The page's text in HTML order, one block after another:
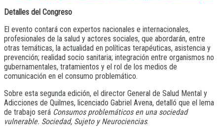
Detalles del Congreso
El evento contará con expertos nacionales e internacionales,
profesionales de la salud y actores sociales, que abordarán, entre
otras temáticas, la actualidad en políticas terapéuticas, asistencia y
prevención; realidad socio sanitaria; integración entre organismos no
gubernamentales, tratamientos y el rol de los medios de
comunicación en el consumo problemático.
Sobre esta segunda edición, el director General de Salud Mental y
Adicciones de Quilmes, licenciado Gabriel Avena, detalló que el lema
de trabajo será Consumos problemáticos en una sociedad
vulnerable. Sociedad, Sujeto y Neurociencias.